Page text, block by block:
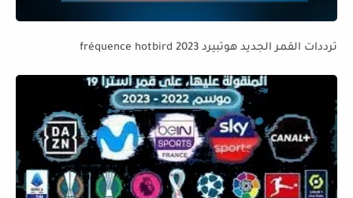
ترددات القمر الجديد هوتبيرد fréquence hotbird 2023